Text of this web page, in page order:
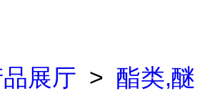
展厅 > 酯类,醚